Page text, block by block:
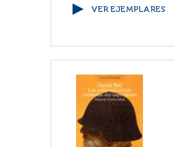
VER EJEMPLARES